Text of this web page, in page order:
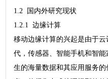
1.2 国内外研究现状
1.2.1 边缘计算
移动边缘计算的兴起是由于
代，传感器、智能手机和智
生的海量数据和其应用服务